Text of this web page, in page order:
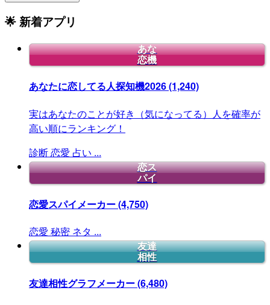
🌟 新着アプリ
あな
恋機
あなたに恋してる人探知機2026(1,240)
実はあなたのことが好き（気になってる）人を確率が
高い順にランキング！
診断恋愛 占い ...
恋ス
パイ
恋愛スパイメーカー(4,750)
恋愛 秘密 ネタ ...
友達
相性
友達相性グラフメーカー(6,480)